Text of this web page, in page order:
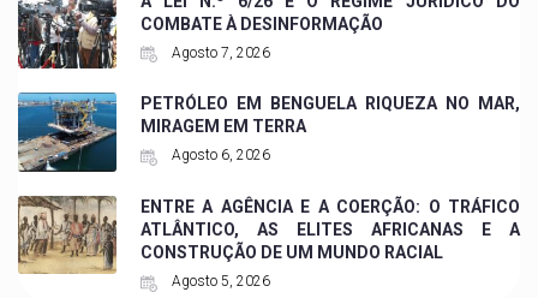
COMBATE À DESINFORMAÇÃO
Agosto 7, 2026
PETRÓLEO EM BENGUELA RIQUEZA NO MAR,
MIRAGEM EM TERRA
Agosto 6, 2026
ENTRE A AGÊNCIA E A COERÇÃO: O TRÁFICO
ATLÂNTICO, AS ELITES AFRICANAS E A
CONSTRUÇÃO DE UM MUNDO RACIAL
Agosto 5, 2026